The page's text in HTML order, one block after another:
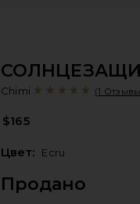
Chimi (1
$165
Цвет: Ecru
Продано